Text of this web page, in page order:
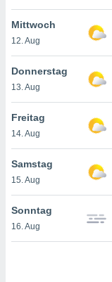
. Sie
jederzeit
Rand
Mittwoch
12. Aug
Donnerstag
13. Aug
Freitag
14. Aug
Samstag
15. Aug
Sonntag
16. Aug